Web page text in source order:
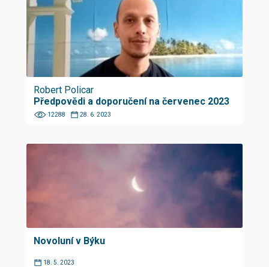
Robert Policar
Předpovědi a doporučení na červenec 2023
12288 28. 6. 2023
Novoluní v Býku
18. 5. 2023